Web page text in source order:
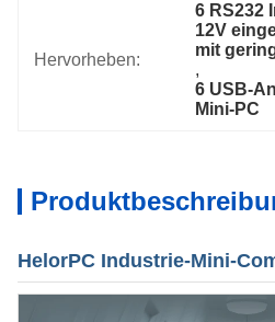
Hervorheben:
6 RS232
12V
mit
,
6 USB-
Mini-PC
HelorPC Industrie-Mini-